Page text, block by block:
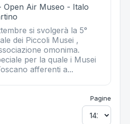
Open Air Museo - Italo
si svolgerà la 5°
dei Piccoli Musei ,
omonima.
per la quale i Musei
afferenti a...
Pagine